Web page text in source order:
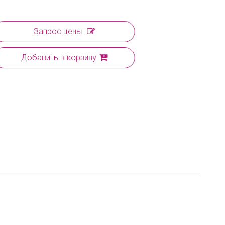
Запрос цены
Добавить в корзину